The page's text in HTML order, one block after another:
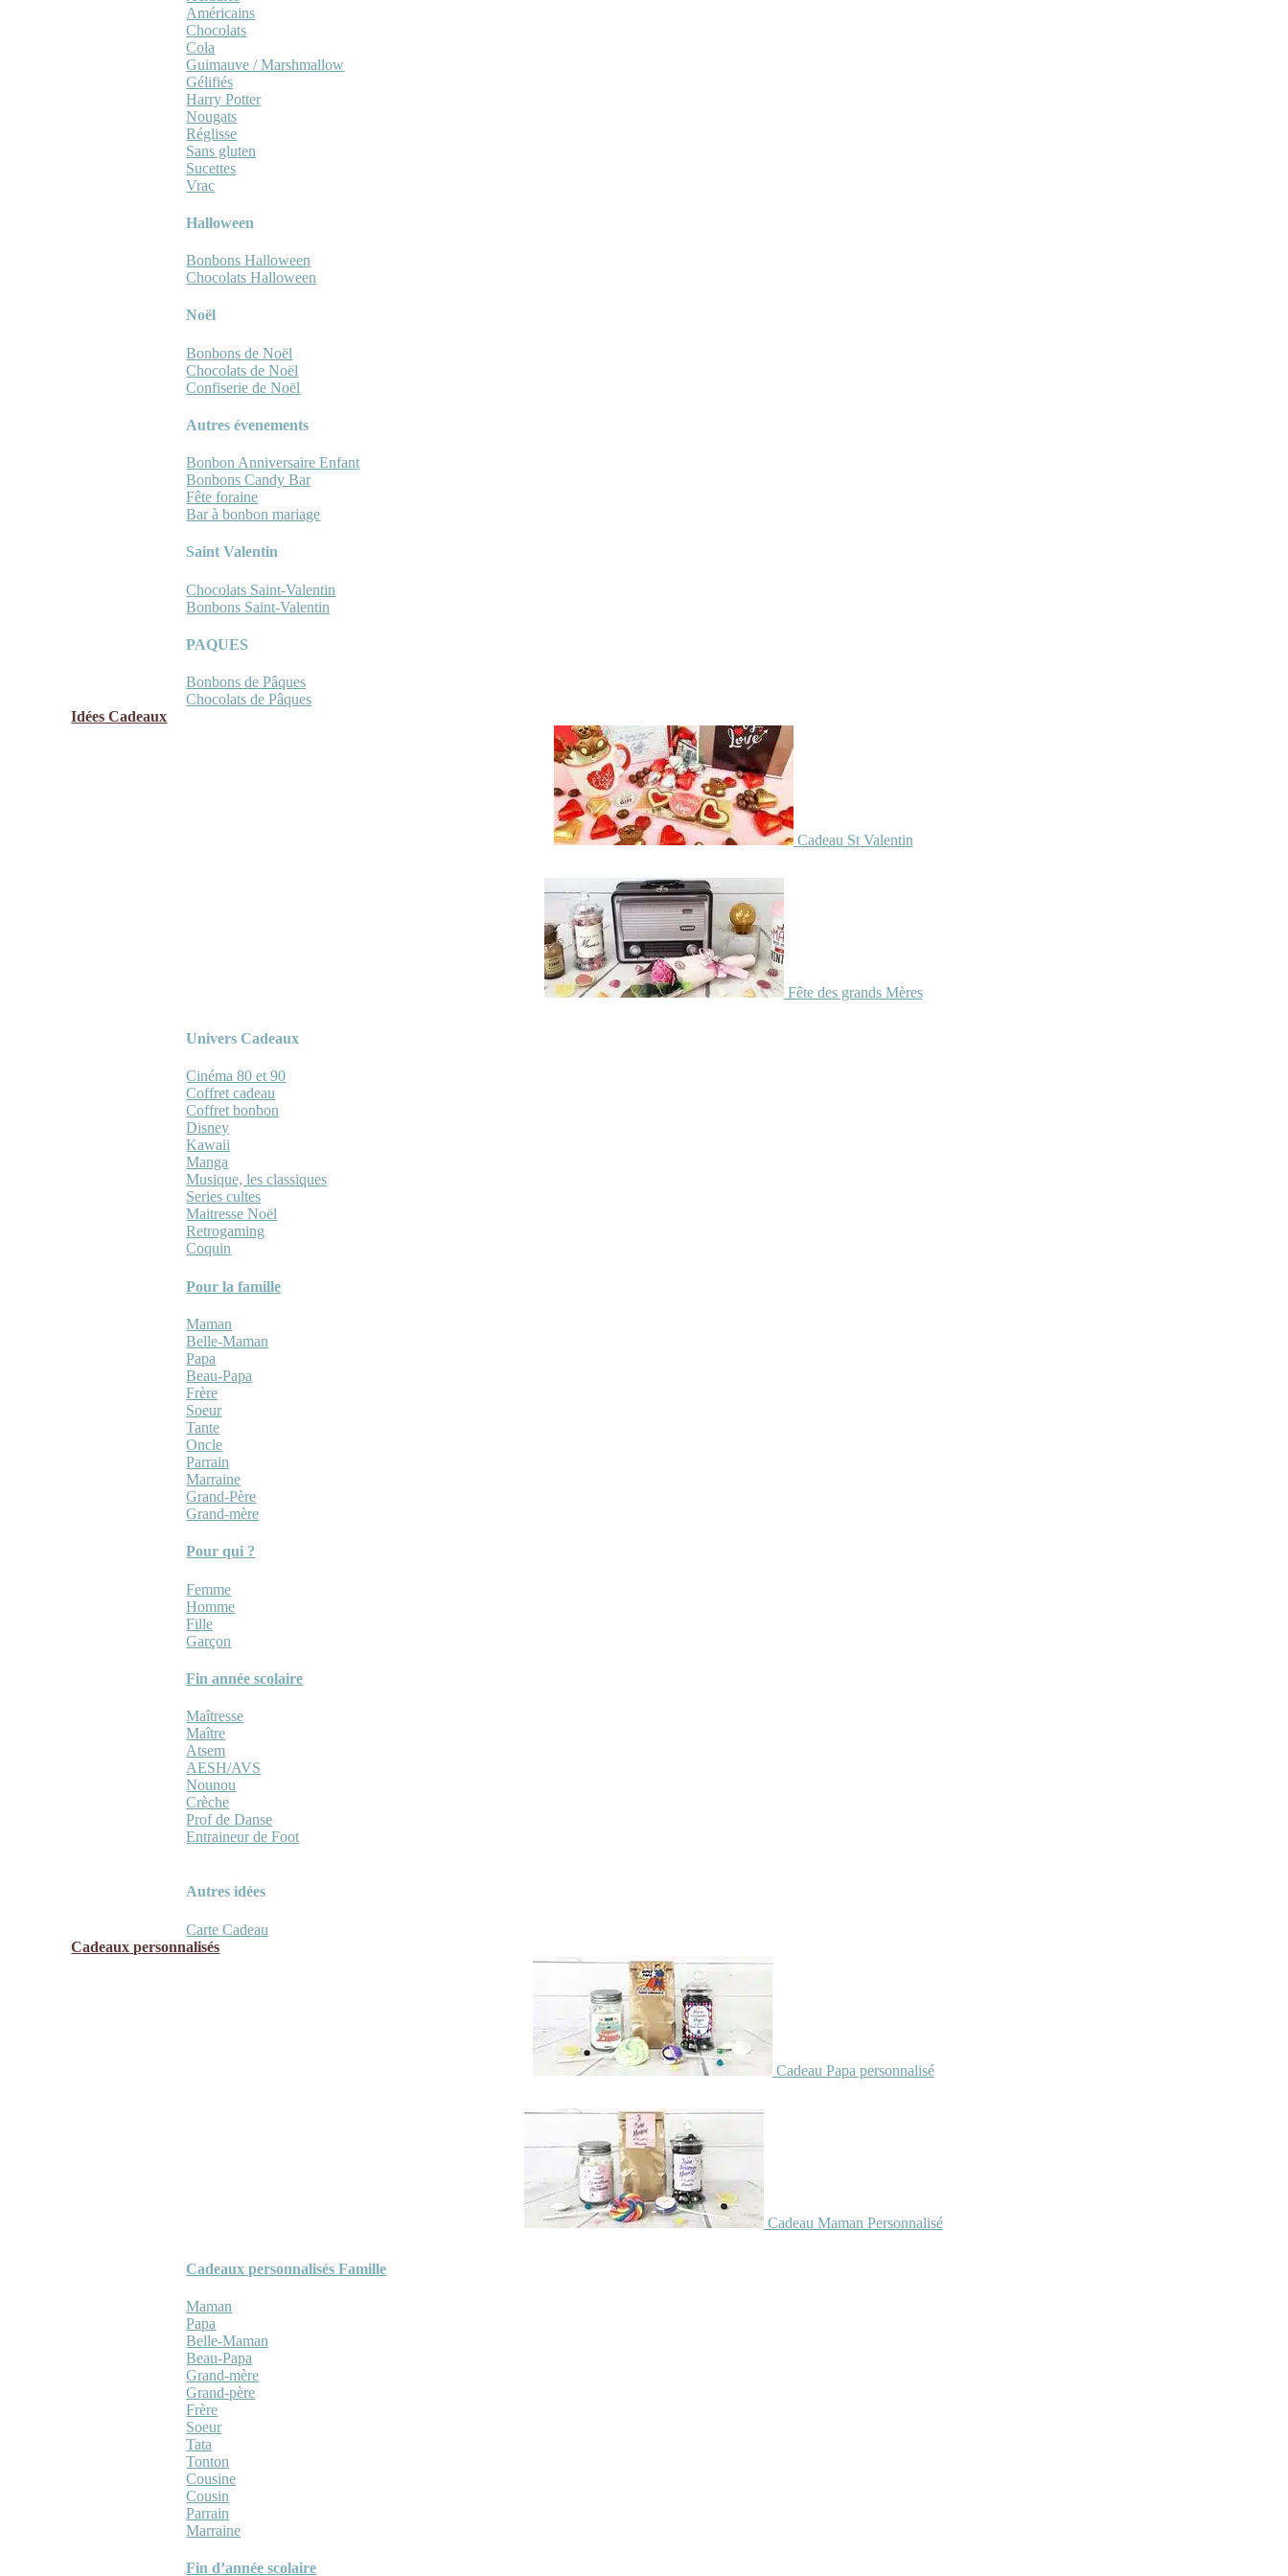
Américains
Chocolats
Cola
Guimauve / Marshmallow
Gélifiés
Harry Potter
Nougats
Réglisse
Sans gluten
Sucettes
Vrac
Halloween
Bonbons Halloween
Chocolats Halloween
Noël
Bonbons de Noël
Chocolats de Noël
Confiserie de Noël
Autres évenements
Bonbon Anniversaire Enfant
Bonbons Candy Bar
Fête foraine
Bar à bonbon mariage
Saint Valentin
Chocolats Saint-Valentin
Bonbons Saint-Valentin
PAQUES
Bonbons de Pâques
Chocolats de Pâques
Idées Cadeaux
Cadeau St Valentin
Fête des grands Mères
Univers Cadeaux
Cinéma 80 et 90
Coffret cadeau
Coffret bonbon
Disney
Kawaii
Manga
Musique, les classiques
Series cultes
Maitresse Noël
Retrogaming
Coquin
Pour la famille
Maman
Belle-Maman
Papa
Beau-Papa
Frère
Soeur
Tante
Oncle
Parrain
Marraine
Grand-Père
Grand-mère
Pour qui ?
Femme
Homme
Fille
Garçon
Fin année scolaire
Maîtresse
Maître
Atsem
AESH/AVS
Nounou
Crèche
Prof de Danse
Entraineur de Foot
Autres idées
Carte Cadeau
Cadeaux personnalisés
Cadeau Papa personnalisé
Cadeau Maman Personnalisé
Cadeaux personnalisés Famille
Maman
Papa
Belle-Maman
Beau-Papa
Grand-mère
Grand-père
Frère
Soeur
Tata
Tonton
Cousine
Cousin
Parrain
Marraine
Fin d’année scolaire